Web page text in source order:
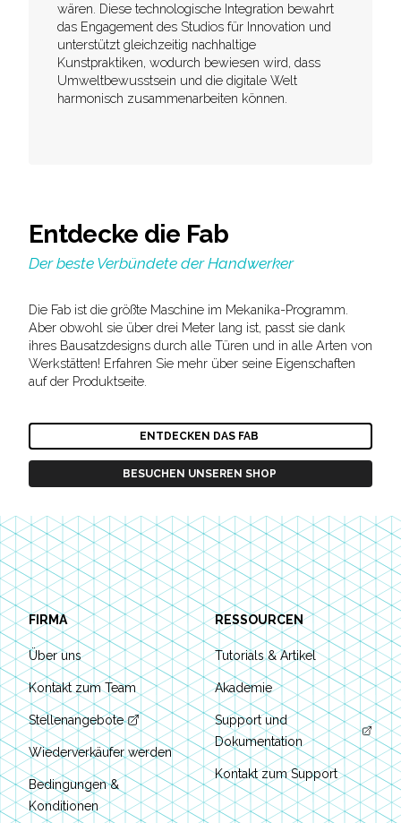
wären. Diese technologische Integration bewahrt
das Engagement des Studios für Innovation und
unterstützt gleichzeitig nachhaltige
Kunstpraktiken, wodurch bewiesen wird, dass
Umweltbewusstsein und die digitale Welt
harmonisch zusammenarbeiten können.
Entdecke die Fab
Der beste Verbündete der Handwerker
Die Fab ist die größte Maschine im Mekanika-Programm.
Aber obwohl sie über drei Meter lang ist, passt sie dank
ihres Bausatzdesigns durch alle Türen und in alle Arten von
Werkstätten! Erfahren Sie mehr über seine Eigenschaften
auf der Produktseite.
ENTDECKEN DAS FAB
BESUCHEN UNSEREN SHOP
Footer
FIRMA
Über uns
Kontakt zum Team
Stellenangebote
Wiederverkäufer werden
Bedingungen &
Konditionen
RESSOURCEN
Tutorials & Artikel
Akademie
Support und
Dokumentation
Kontakt zum Support